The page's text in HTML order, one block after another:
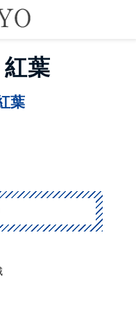
葉
葉